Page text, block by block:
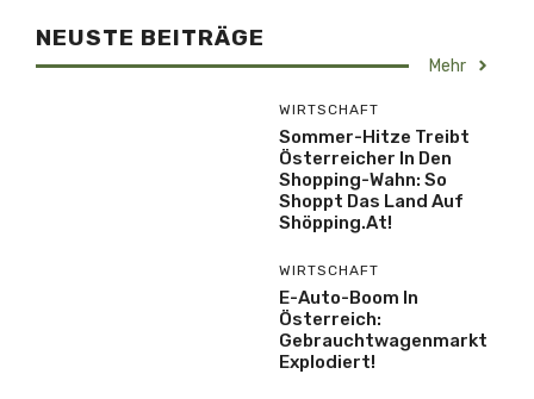
NEUSTE BEITRÄGE
Mehr
WIRTSCHAFT
Sommer-Hitze Treibt
Österreicher In Den
Shopping-Wahn: So
Shoppt Das Land Auf
Shöpping.at!
WIRTSCHAFT
E-Auto-Boom In
Österreich:
Gebrauchtwagenmarkt
Explodiert!